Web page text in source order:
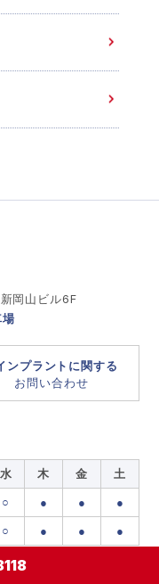
岡山ビル6F
場
ンプラントに関する
お問い合わせ
水 木 金
土
○ ● ●
●
○ ● ● ●